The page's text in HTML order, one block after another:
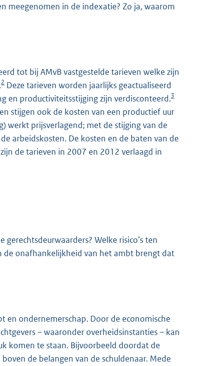
meegenomen in de indexatie? Zo ja, waarom
tot bij AMvB vastgestelde tarieven welke zijn
2 Deze tarieven worden jaarlijks geactualiseerd
en productiviteitsstijging zijn verdisconteerd.3
stijgen ook de kosten van een productief uur
werkt prijsverlagend; met de stijging van de
arbeidskosten. De kosten en de baten van de
de tarieven in 2007 en 2012 verlaagd in
Welke risico’s ten
de onafhankelijkheid van het ambt brengt dat
en ondernemerschap. Door de economische
– waaronder overheidsinstanties – kan
komen te staan. Bijvoorbeeld doordat de
de belangen van de schuldenaar. Mede